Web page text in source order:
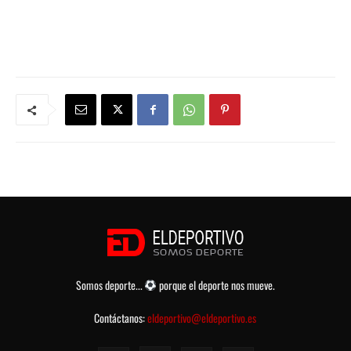
Somos deporte...
porque el deporte nos mueve.
Contáctanos:eldeportivo@eldeportivo.es